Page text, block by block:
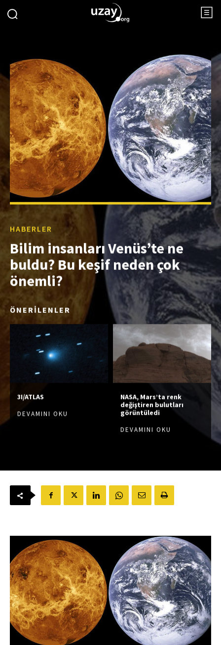
HABERLER
Bilim insanları Venüs’te ne
buldu? Bu keşif neden çok
önemli?
ÖNERİLENLER
3I/ATLAS
DEVAMINI OKU
NASA, Mars’ta renk
değiştiren bulutları
görüntüledi
DEVAMINI OKU